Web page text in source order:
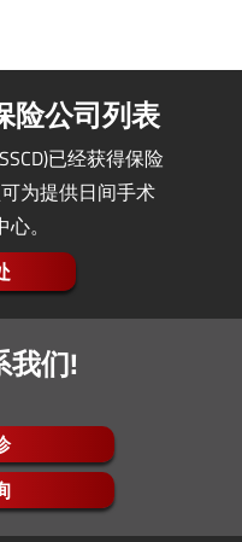
险公司列表
已经获得保险
为提供日间手术
。
我们!